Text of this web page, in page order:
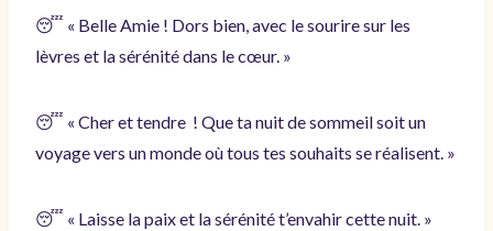
😴 « Belle Amie ! Dors bien, avec le sourire sur les
lèvres et la sérénité dans le cœur. »
😴 « Cher et tendre ! Que ta nuit de sommeil soit un
voyage vers un monde où tous tes souhaits se réalisent. »
😴 « Laisse la paix et la sérénité t’envahir cette nuit. »